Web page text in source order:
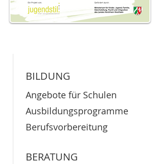
BILDUNG
Angebote für Schulen
Ausbildungsprogramme
Berufsvorbereitung
BERATUNG